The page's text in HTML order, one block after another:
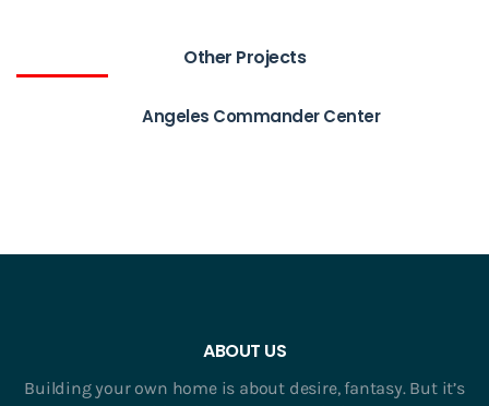
Other Projects
Angeles Commander Center
ABOUT US
Building your own home is about desire, fantasy. But it’s